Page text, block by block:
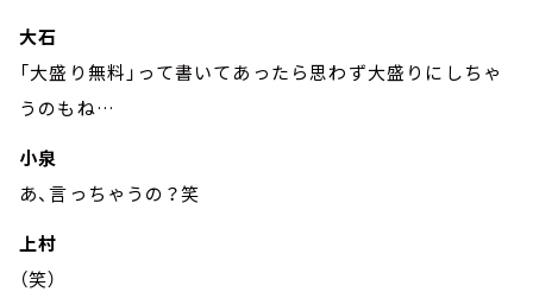
大石
「大盛り無料」って書いてあったら思わず大盛りにしちゃ
うのもね…
小泉
あ、言っちゃうの？笑
上村
（笑）